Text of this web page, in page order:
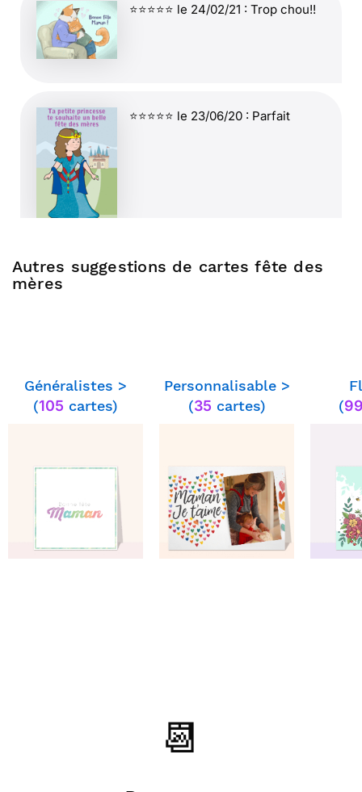
⭐⭐⭐⭐⭐ le 24/02/21 : Trop chou!!
⭐⭐⭐⭐⭐ le 23/06/20 : Parfait
vivement !!!
⭐⭐⭐⭐⭐ le 29/05/20 : Elle est toute simple et
adorable, de plus ma maman se
Autres suggestions de cartes fête des
mères
Généralistes >
(105 cartes)
Personnalisable >
(35 cartes)
(
📆